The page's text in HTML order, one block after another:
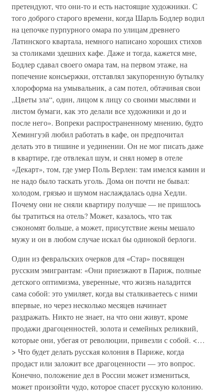
претендуют, что они-то и есть настоящие художники. С
того доброго старого времени, когда Шарль Бодлер водил
на цепочке пурпурного омара по улицам древнего
Латинского квартала, немного написано хороших стихов
за столиками здешних кафе. Даже и тогда, кажется мне,
Бодлер сдавал своего омара там, на первом этаже, на
попечение консьержки, отставлял закупоренную бутылку
хлороформа на умывальник, а сам потел, обтачивая свои
„Цветы зла“, один, лицом к лицу со своими мыслями и
листом бумаги, как это делали все художники и до и
после него». Вопреки распространенному мнению, будто
Хемингуэй любил работать в кафе, он предпочитал
делать это в тишине и уединении. Он не мог писать даже
в квартире, где отвлекал шум, и снял номер в отеле
«Декарт», том, где умер Поль Верлен: там имелся камин и
не надо было таскать уголь. Дома он почти не бывал:
холодом, грязью и шумом наслаждалась одна Хедли.
Почему они не сняли квартиру получше — не пришлось
бы тратиться на отель? Может, казалось, что так
сэкономят больше, а может, присутствие жены мешало
мужу и он в любом случае искал бы одинокой берлоги.
Один из февральских очерков для «Стар» посвящен
русским эмигрантам: «Они приезжают в Париж, полные
детского оптимизма, уверенные, что жизнь наладится
сама собой: это умиляет, когда вы сталкиваетесь с ними
впервые, но через несколько месяцев начинает
раздражать. Никто не знает, на что они живут, кроме
продажи драгоценностей, золота и семейных реликвий,
которые они, убегая от революции, привезли с собой. <…
> Что будет делать русская колония в Париже, когда
продаст или заложит все драгоценности — это вопрос.
Конечно, положение дел в России может измениться,
может произойти чудо, которое спасет русскую колонию.